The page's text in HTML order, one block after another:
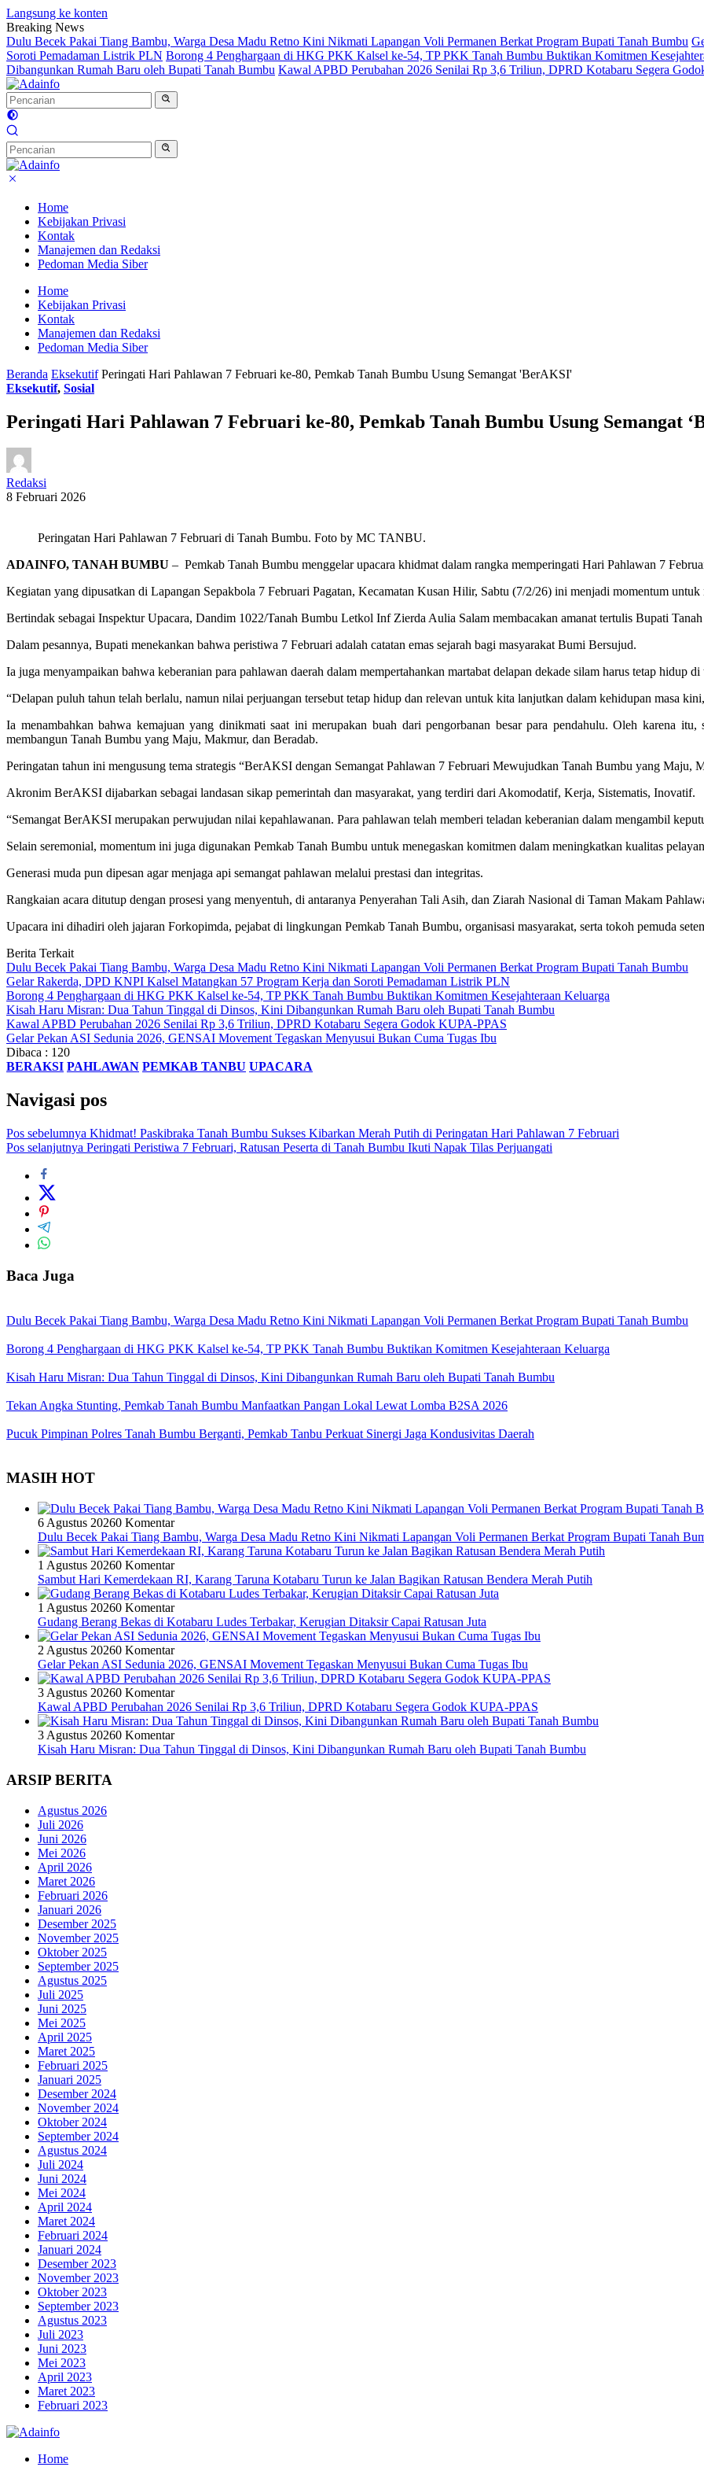
Langsung ke konten
Breaking News
Dulu Becek Pakai Tiang Bambu, Warga Desa Madu Retno Kini Nikmati Lapangan Voli Permanen Berkat Program Bupati Tanah Bumbu
Soroti Pemadaman Listrik PLN Borong 4 Penghargaan di HKG PKK Kalsel ke-54, TP PKK Tanah Bumbu Buktikan Komitmen
Dibangunkan Rumah Baru oleh Bupati Tanah Bumbu Kawal APBD Perubahan 2026 Senilai Rp 3,6 Triliun, DPRD Kotabaru Segera
Home
Kebijakan Privasi
Kontak
Manajemen dan Redaksi
Pedoman Media Siber
Home
Kebijakan Privasi
Kontak
Manajemen dan Redaksi
Pedoman Media Siber
Beranda Eksekutif Peringati Hari Pahlawan 7 Februari ke-80, Pemkab Tanah Bumbu Usung Semangat 'BerAKSI'
Eksekutif, Sosial
Peringati Hari Pahlawan 7 Februari ke-80, Pemkab Tanah Bumbu Usung Semangat
Redaksi
8 Februari 2026
Peringatan Hari Pahlawan 7 Februari di Tanah Bumbu. Foto by MC TANBU.
ADAINFO, TANAH BUMBU – Pemkab Tanah Bumbu menggelar upacara khidmat dalam rangka memperingati Hari Pahlawan 7
Kegiatan yang dipusatkan di Lapangan Sepakbola 7 Februari Pagatan, Kecamatan Kusan Hilir, Sabtu (7/2/26) ini menjadi momentum untuk
Bertindak sebagai Inspektur Upacara, Dandim 1022/Tanah Bumbu Letkol Inf Zierda Aulia Salam membacakan amanat tertulis Bupati
Dalam pesannya, Bupati menekankan bahwa peristiwa 7 Februari adalah catatan emas sejarah bagi masyarakat Bumi Bersujud.
Ia juga menyampaikan bahwa keberanian para pahlawan daerah dalam mempertahankan martabat delapan dekade silam harus tetap hidup di
“Delapan puluh tahun telah berlalu, namun nilai perjuangan tersebut tetap hidup dan relevan untuk kita lanjutkan dalam kehidupan masa
Ia menambahkan bahwa kemajuan yang dinikmati saat ini merupakan buah dari pengorbanan besar para pendahulu. Oleh karena
membangun Tanah Bumbu yang Maju, Makmur, dan Beradab.
Peringatan tahun ini mengusung tema strategis “BerAKSI dengan Semangat Pahlawan 7 Februari Mewujudkan Tanah Bumbu yang Maju,
Akronim BerAKSI dijabarkan sebagai landasan sikap pemerintah dan masyarakat, yang terdiri dari Akomodatif, Kerja, Sistematis, Inovatif.
“Semangat BerAKSI merupakan perwujudan nilai kepahlawanan. Para pahlawan telah memberi teladan keberanian dalam mengambil
Selain seremonial, momentum ini juga digunakan Pemkab Tanah Bumbu untuk menegaskan komitmen dalam meningkatkan kualitas
Generasi muda pun dipesan agar menjaga api semangat pahlawan melalui prestasi dan integritas.
Rangkaian acara ditutup dengan prosesi yang menyentuh, di antaranya Penyerahan Tali Asih, dan Ziarah Nasional di Taman Makam
Upacara ini dihadiri oleh jajaran Forkopimda, pejabat di lingkungan Pemkab Tanah Bumbu, organisasi masyarakat, serta tokoh pemuda
Berita Terkait
Dulu Becek Pakai Tiang Bambu, Warga Desa Madu Retno Kini Nikmati Lapangan Voli Permanen Berkat Program Bupati Tanah Bumbu
Gelar Rakerda, DPD KNPI Kalsel Matangkan 57 Program Kerja dan Soroti Pemadaman Listrik PLN
Borong 4 Penghargaan di HKG PKK Kalsel ke-54, TP PKK Tanah Bumbu Buktikan Komitmen Kesejahteraan Keluarga
Kisah Haru Misran: Dua Tahun Tinggal di Dinsos, Kini Dibangunkan Rumah Baru oleh Bupati Tanah Bumbu
Kawal APBD Perubahan 2026 Senilai Rp 3,6 Triliun, DPRD Kotabaru Segera Godok KUPA-PPAS
Gelar Pekan ASI Sedunia 2026, GENSAI Movement Tegaskan Menyusui Bukan Cuma Tugas Ibu
Dibaca : 120
BERAKSI PAHLAWAN PEMKAB TANBU UPACARA
Navigasi pos
Pos sebelumnya Khidmat! Paskibraka Tanah Bumbu Sukses Kibarkan Merah Putih di Peringatan Hari Pahlawan 7 Februari
Pos selanjutnya Peringati Peristiwa 7 Februari, Ratusan Peserta di Tanah Bumbu Ikuti Napak Tilas Perjuangati
Baca Juga
Dulu Becek Pakai Tiang Bambu, Warga Desa Madu Retno Kini Nikmati Lapangan Voli Permanen Berkat Program Bupati Tanah Bumbu
Borong 4 Penghargaan di HKG PKK Kalsel ke-54, TP PKK Tanah Bumbu Buktikan Komitmen Kesejahteraan Keluarga
Kisah Haru Misran: Dua Tahun Tinggal di Dinsos, Kini Dibangunkan Rumah Baru oleh Bupati Tanah Bumbu
Tekan Angka Stunting, Pemkab Tanah Bumbu Manfaatkan Pangan Lokal Lewat Lomba B2SA 2026
Pucuk Pimpinan Polres Tanah Bumbu Berganti, Pemkab Tanbu Perkuat Sinergi Jaga Kondusivitas Daerah
MASIH HOT
6 Agustus 20260 Komentar
Dulu Becek Pakai Tiang Bambu, Warga Desa Madu Retno Kini Nikmati Lapangan Voli Permanen Berkat Program Bupati Tanah
1 Agustus 20260 Komentar
Sambut Hari Kemerdekaan RI, Karang Taruna Kotabaru Turun ke Jalan Bagikan Ratusan Bendera Merah Putih
1 Agustus 20260 Komentar
Gudang Berang Bekas di Kotabaru Ludes Terbakar, Kerugian Ditaksir Capai Ratusan Juta
2 Agustus 20260 Komentar
Gelar Pekan ASI Sedunia 2026, GENSAI Movement Tegaskan Menyusui Bukan Cuma Tugas Ibu
3 Agustus 20260 Komentar
Kawal APBD Perubahan 2026 Senilai Rp 3,6 Triliun, DPRD Kotabaru Segera Godok KUPA-PPAS
3 Agustus 20260 Komentar
Kisah Haru Misran: Dua Tahun Tinggal di Dinsos, Kini Dibangunkan Rumah Baru oleh Bupati Tanah Bumbu
ARSIP BERITA
Agustus 2026
Juli 2026
Juni 2026
Mei 2026
April 2026
Maret 2026
Februari 2026
Januari 2026
Desember 2025
November 2025
Oktober 2025
September 2025
Agustus 2025
Juli 2025
Juni 2025
Mei 2025
April 2025
Maret 2025
Februari 2025
Januari 2025
Desember 2024
November 2024
Oktober 2024
September 2024
Agustus 2024
Juli 2024
Juni 2024
Mei 2024
April 2024
Maret 2024
Februari 2024
Januari 2024
Desember 2023
November 2023
Oktober 2023
September 2023
Agustus 2023
Juli 2023
Juni 2023
Mei 2023
April 2023
Maret 2023
Februari 2023
Home